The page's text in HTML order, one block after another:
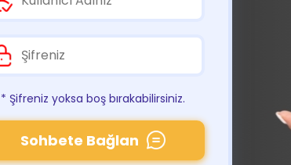
* Şifreniz yoksa boş bırakabilirsiniz.
Sohbete Bağlan